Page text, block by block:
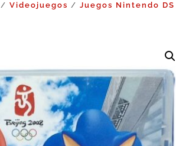
/Videojuegos /Juegos Nintendo DS